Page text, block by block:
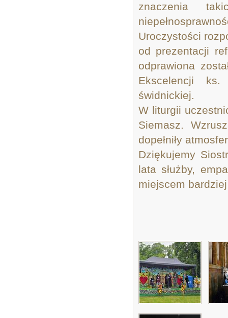
znaczenia
Uroczystości
od prezentacji
odprawiona
Ekscelencji
świdnickiej.
W liturgii
Siemasz.
dopełniły
Dziękujemy
lata służby,
miejscem